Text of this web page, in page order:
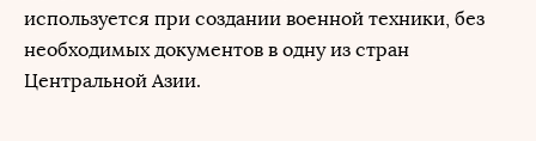
используется при создании военной техники, без
необходимых документов в одну из стран
Центральной Азии.